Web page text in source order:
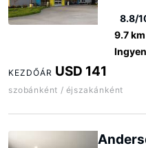
8.8/
9.7 km
KEZDŐÁR USD 141
szobánként / éjszakánként